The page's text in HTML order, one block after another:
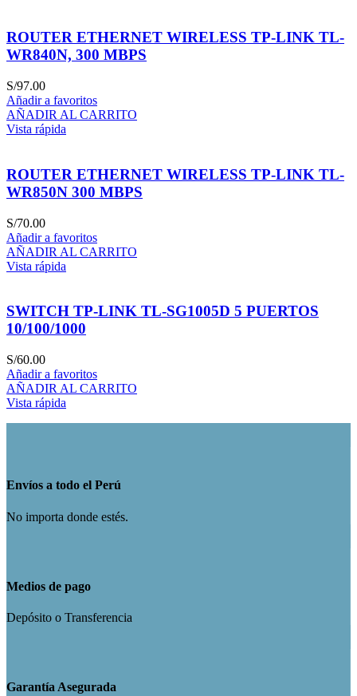
ROUTER ETHERNET WIRELESS TP-LINK TL-
WR840N, 300 MBPS
S/97.00
Añadir a favoritos
AÑADIR AL CARRITO
Vista rápida
ROUTER ETHERNET WIRELESS TP-LINK TL-
WR850N 300 MBPS
S/70.00
Añadir a favoritos
AÑADIR AL CARRITO
Vista rápida
SWITCH TP-LINK TL-SG1005D 5 PUERTOS
10/100/1000
S/60.00
Añadir a favoritos
AÑADIR AL CARRITO
Vista rápida
Envíos a todo el Perú
No importa donde estés.
Medios de pago
Depósito o Transferencia
Garantía Asegurada